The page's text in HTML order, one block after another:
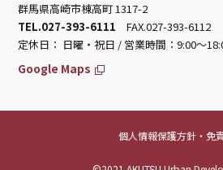
群馬県高崎市棟高町 1317-2
TEL.027-393-6111 FAX.027-393-6112
定休日： 日曜・祝日 / 営業時間：9:00～
Google Maps
個人情報保護方針・免